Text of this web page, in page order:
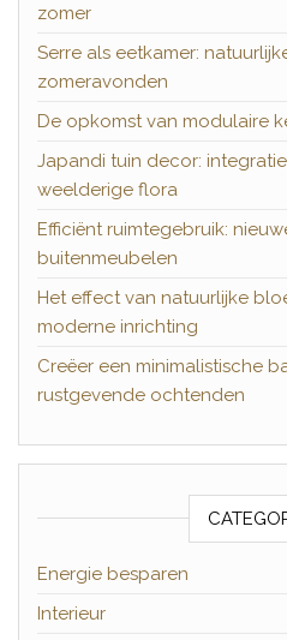
zomer
Serre als eetkamer:
zomeravonden
De opkomst van modulaire
Japandi tuin decor:
weelderige flora
Efficiënt ruimtegebruik:
buitenmeubelen
Het effect van natuurlijke
moderne inrichting
Creëer een minimalistische
rustgevende ochtenden
Energie besparen
Interieur